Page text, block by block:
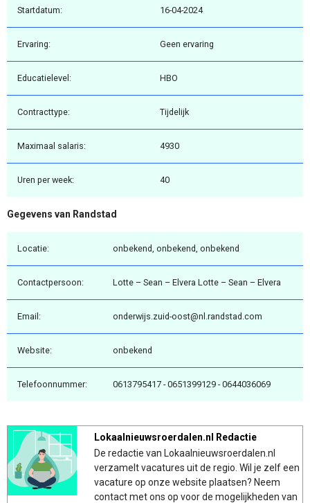
Startdatum: 16-04-2024
Ervaring: Geen ervaring
Educatielevel: HBO
Contracttype: Tijdelijk
Maximaal salaris: 4930
Uren per week: 40
Gegevens van Randstad
Locatie: onbekend, onbekend, onbekend
Contactpersoon: Lotte – Sean – Elvera Lotte – Sean – Elvera
Email: onderwijs.zuid-oost@nl.randstad.com
Website: onbekend
Telefoonnummer: 0613795417 - 0651399129 - 0644036069
Lokaalnieuwsroerdalen.nl Redactie
De redactie van Lokaalnieuwsroerdalen.nl
verzamelt vacatures uit de regio. Wil je zelf een
vacature op onze website plaatsen? Neem
contact met ons op voor de mogelijkheden van